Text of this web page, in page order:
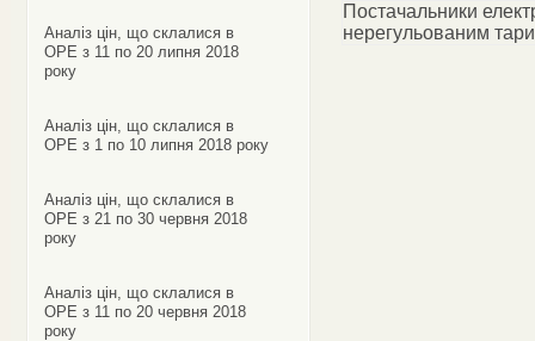
Аналіз цін, що склалися в
ОРЕ з 11 по 20 липня 2018
року
Аналіз цін, що склалися в
ОРЕ з 1 по 10 липня 2018 року
Аналіз цін, що склалися в
ОРЕ з 21 по 30 червня 2018
року
Аналіз цін, що склалися в
ОРЕ з 11 по 20 червня 2018
року
Постачальники
нерегульованим